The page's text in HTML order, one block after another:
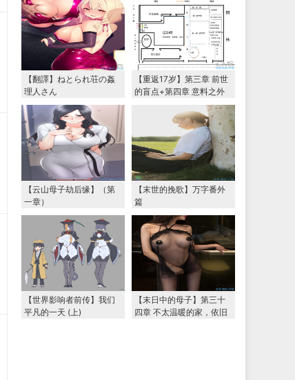
【翻譯】ねとられ荘の姦
理人さん
【重返17岁】第三章 前世
的盲点+第四章 意料之外
的相认+番外篇（本文为女
主第一视角，两万字更
【云山母子劫后缘】（第
一章）
【末世的挽歌】万字番外
篇
【世界影响者前传】我们
平凡的一天 (上)
【末日中的母子】第三十
四章 不太温暖的家，依旧